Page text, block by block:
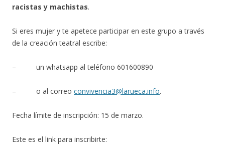
racistas y machistas.
Si eres mujer y te apetece participar en este grupo a través
de la creación teatral escribe:
– un whatsapp al teléfono 601600890
– o al correo convivencia3@larueca.info.
Fecha límite de inscripción: 15 de marzo.
Este es el link para inscribirte: